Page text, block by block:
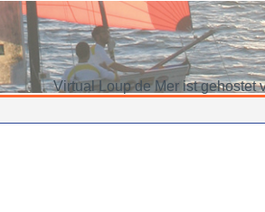
Virtual Loup de Mer ist gehostet